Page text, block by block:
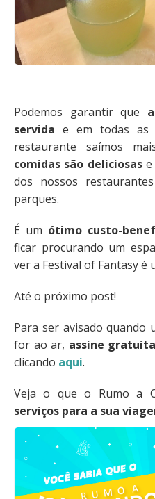
Podemos garantir que
servida e em todas as
restaurante saímos
comidas são deliciosase
dos nossos
parques.
É um ótimo custo-
ficar procurando um
ver a Festival of Fantasy é
Até o próximo post!
Para ser avisado
for ao ar, assine
clicando aqui.
Veja o que o Rumo a
serviços para a sua